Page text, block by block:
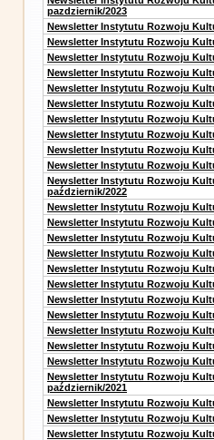
pazdziernik/2023
Newsletter Instytutu Rozwoju
Newsletter Instytutu Rozwoju
Newsletter Instytutu Rozwoju
Newsletter Instytutu Rozwoju
Newsletter Instytutu Rozwoju
Newsletter Instytutu Rozwoju
Newsletter Instytutu Rozwoju
Newsletter Instytutu Rozwoju
Newsletter Instytutu Rozwoju
Newsletter Instytutu Rozwoju
Newsletter Instytutu Rozwoju
październik/2022
Newsletter Instytutu Rozwoju
Newsletter Instytutu Rozwoju
Newsletter Instytutu Rozwoju
Newsletter Instytutu Rozwoju
Newsletter Instytutu Rozwoju
Newsletter Instytutu Rozwoju
Newsletter Instytutu Rozwoju
Newsletter Instytutu Rozwoju
Newsletter Instytutu Rozwoju
Newsletter Instytutu Rozwoju
Newsletter Instytutu Rozwoju
Newsletter Instytutu Rozwoju
październik/2021
Newsletter Instytutu Rozwoju
Newsletter Instytutu Rozwoju
Newsletter Instytutu Rozwoju